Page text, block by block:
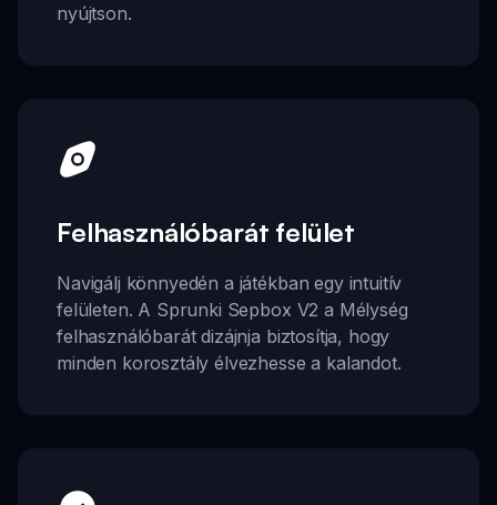
nyújtson.
Felhasználóbarát felület
Navigálj könnyedén a játékban egy intuitív
felületen. A Sprunki Sepbox V2 a Mélység
felhasználóbarát dizájnja biztosítja, hogy
minden korosztály élvezhesse a kalandot.